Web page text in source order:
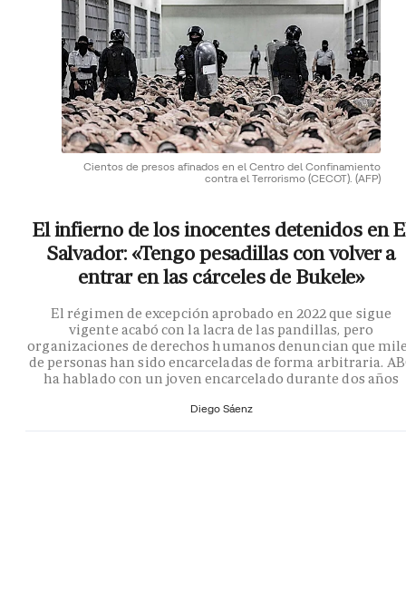
Cientos de presos afinados en el Centro del Confinamiento
contra el Terrorismo (CECOT). (AFP)
El infierno de los inocentes detenidos en
Salvador: «Tengo pesadillas con volver a
entrar en las cárceles de Bukele»
El régimen de excepción aprobado en 2022 que sigue
vigente acabó con la lacra de las pandillas, pero
organizaciones de derechos humanos denuncian que
de personas han sido encarceladas de forma arbitraria.
ha hablado con un joven encarcelado durante dos años
Diego Sáenz